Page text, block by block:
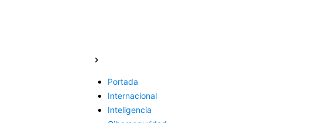
Portada
Internacional
Inteligencia